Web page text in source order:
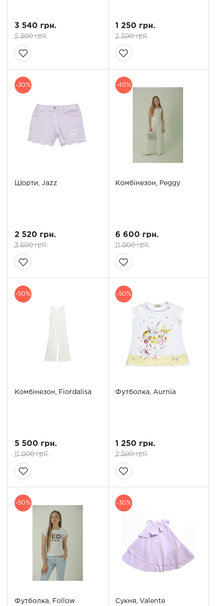
3 540 грн.
5 900 грн.
1 250 грн.
2 500 грн.
-30%
Шорти, Jazz
2 520 грн.
3 600 грн.
-40%
Комбінезон, Peggy
6 600 грн.
11 000 грн.
-50%
Комбінезон, Fiordalisa
5 500 грн.
11 000 грн.
-50%
Футболка, Aurnia
1 250 грн.
2 500 грн.
-50%
Футболка, Follow
-30%
Сукня, Valente